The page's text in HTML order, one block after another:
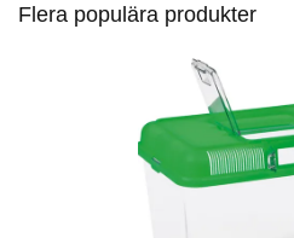
Flera populära produkter